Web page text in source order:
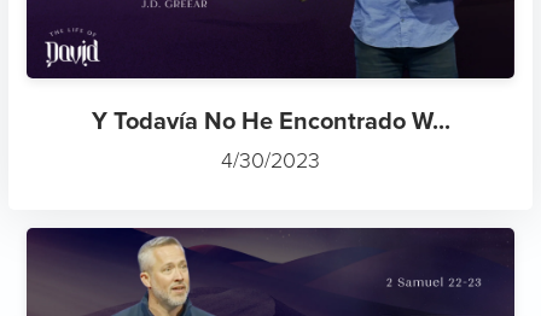
Y Todavía No He Encontrado W...
4/30/2023